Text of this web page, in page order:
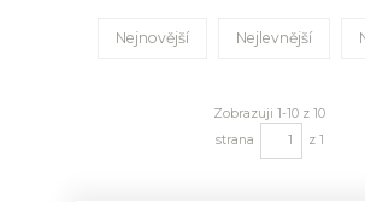
Nejnovější Nejlevnější
Zobrazuji 1-10 z 10
strana
z 1